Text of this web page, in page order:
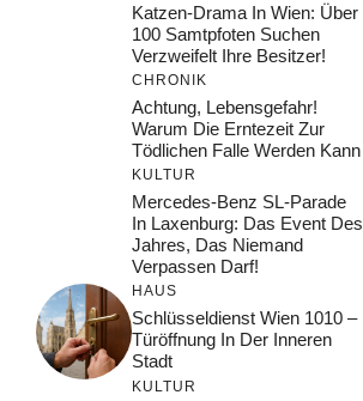
Katzen-Drama In Wien: Über
100 Samtpfoten Suchen
Verzweifelt Ihre Besitzer!
CHRONIK
Achtung, Lebensgefahr!
Warum Die Erntezeit Zur
Tödlichen Falle Werden Kann
KULTUR
Mercedes-Benz SL-Parade
In Laxenburg: Das Event Des
Jahres, Das Niemand
Verpassen Darf!
HAUS
Schlüsseldienst Wien 1010 –
Türöffnung In Der Inneren
Stadt
KULTUR